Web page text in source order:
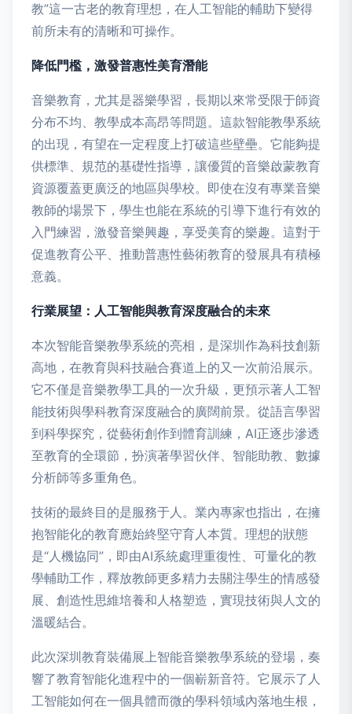
教”這一古老的教育理想，在人工智能的輔助下變得
前所未有的清晰和可操作。
降低門檻，激發普惠性美育潛能
音樂教育，尤其是器樂學習，長期以來常受限于師資
分布不均、教學成本高昂等問題。這款智能教學系統
的出現，有望在一定程度上打破這些壁壘。它能夠提
供標準、規范的基礎性指導，讓優質的音樂啟蒙教育
資源覆蓋更廣泛的地區與學校。即使在沒有專業音樂
教師的場景下，學生也能在系統的引導下進行有效的
入門練習，激發音樂興趣，享受美育的樂趣。這對于
促進教育公平、推動普惠性藝術教育的發展具有積極
意義。
行業展望：人工智能與教育深度融合的未來
本次智能音樂教學系統的亮相，是深圳作為科技創新
高地，在教育與科技融合賽道上的又一次前沿展示。
它不僅是音樂教學工具的一次升級，更預示著人工智
能技術與學科教育深度融合的廣闊前景。從語言學習
到科學探究，從藝術創作到體育訓練，AI正逐步滲透
至教育的全環節，扮演著學習伙伴、智能助教、數據
分析師等多重角色。
技術的最終目的是服務于人。業內專家也指出，在擁
抱智能化的教育應始終堅守育人本質。理想的狀態
是“人機協同”，即由AI系統處理重復性、可量化的教
學輔助工作，釋放教師更多精力去關注學生的情感發
展、創造性思維培養和人格塑造，實現技術與人文的
溫暖結合。
此次深圳教育裝備展上智能音樂教學系統的登場，奏
響了教育智能化進程中的一個嶄新音符。它展示了人
工智能如何在一個具體而微的學科領域內落地生根，